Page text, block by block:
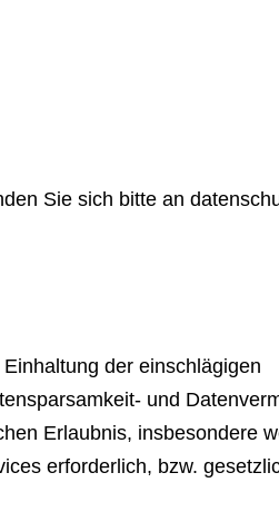
Sie sich bitte an
der einschlägigen
und
Erlaubnis, insbesondere
erforderlich, bzw.